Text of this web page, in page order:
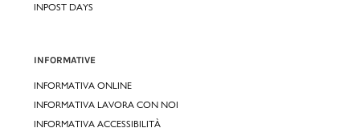
INPOST DAYS
INFORMATIVE
INFORMATIVA ONLINE
INFORMATIVA LAVORA CON NOI
INFORMATIVA ACCESSIBILITÀ